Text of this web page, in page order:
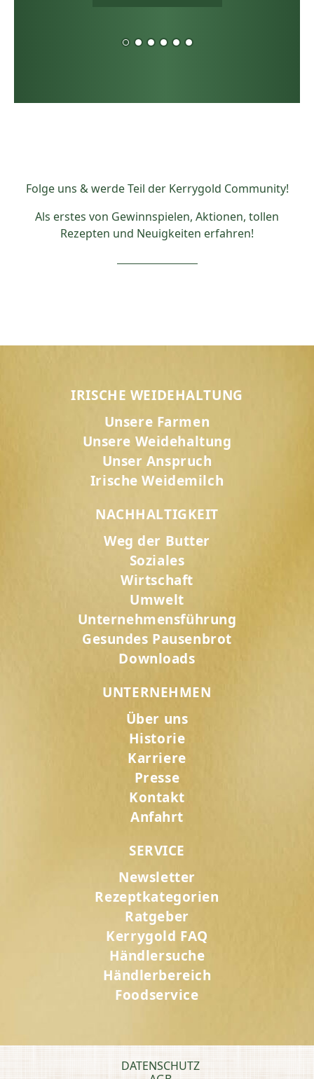
Folge uns & werde Teil der Kerrygold Community!
Als erstes von Gewinnspielen, Aktionen, tollen
Rezepten und Neuigkeiten erfahren!
IRISCHE WEIDEHALTUNG
Unsere Farmen
Unsere Weidehaltung
Unser Anspruch
Irische Weidemilch
NACHHALTIGKEIT
Weg der Butter
Soziales
Wirtschaft
Umwelt
Unternehmensführung
Gesundes Pausenbrot
Downloads
UNTERNEHMEN
Über uns
Historie
Karriere
Presse
Kontakt
Anfahrt
SERVICE
Newsletter
Rezeptkategorien
Ratgeber
Kerrygold FAQ
Händlersuche
Händlerbereich
Foodservice
DATENSCHUTZ